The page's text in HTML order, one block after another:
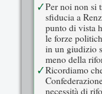
Per noi non si
sfiducia a
punto di vista
le forze
in un giudizio
meno della
Ricordiamo
necessità di